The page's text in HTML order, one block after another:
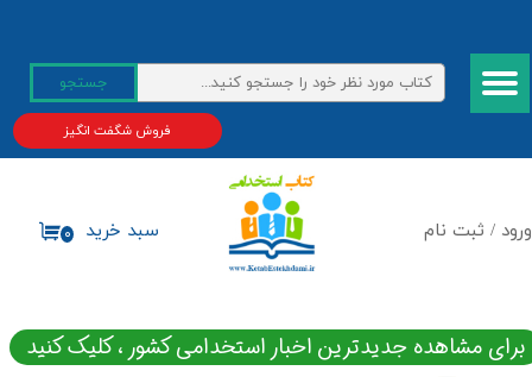
ورود / ثبت نام
حساب کاربری من
تغییر گذر واژه
سفارشات
جستجو
۰ سبد خرید
فروش شگفت انگیز
برای مشاهده جدیدترین اخبار استخدامی کشور ، کلیک کنید